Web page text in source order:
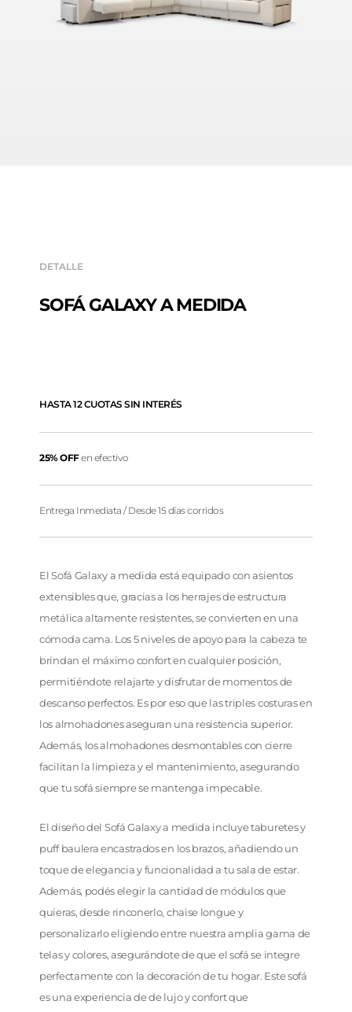
DETALLE
SOFÁ GALAXY A MEDIDA
HASTA 12 CUOTAS SIN INTERÉS
25% OFFen efectivo
Entrega Inmediata / Desde 15 días corridos
El Sofá Galaxy a medida está equipado con asientos
extensibles que, gracias a los herrajes de estructura
metálica altamente resistentes, se convierten en una
cómoda cama. Los 5 niveles de apoyo para la cabeza te
brindan el máximo confort en cualquier posición,
permitiéndote relajarte y disfrutar de momentos de
descanso perfectos. Es por eso que las triples costuras en
los almohadones aseguran una resistencia superior.
Además, los almohadones desmontables con cierre
facilitan la limpieza y el mantenimiento, asegurando
que tu sofá siempre se mantenga impecable.
El diseño del Sofá Galaxy a medida incluye taburetes y
puff baulera encastrados en los brazos, añadiendo un
toque de elegancia y funcionalidad a tu sala de estar.
Además, podés elegir la cantidad de módulos que
quieras, desde rinconerlo, chaise longue y
personalizarlo eligiendo entre nuestra amplia gama de
telas y colores, asegurándote de que el sofá se integre
perfectamente con la decoración de tu hogar. Este sofá
es una experiencia de de lujo y confort que